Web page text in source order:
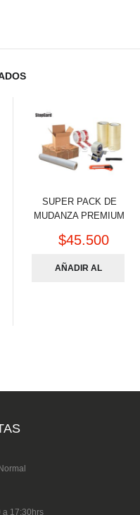
SUPER PACK DE
MUDANZA PREMIUM
$45.500
AÑADIR AL
a 17:30hrs